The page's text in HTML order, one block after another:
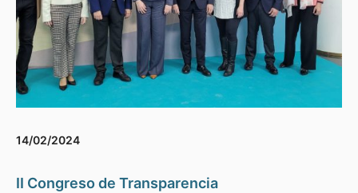
14/02/2024
II Congreso de Transparencia